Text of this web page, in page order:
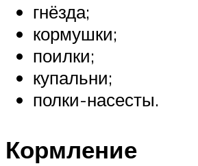
гнёзда;
кормушки;
поилки;
купальни;
полки-насесты.
Кормление